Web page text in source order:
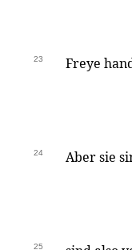
23 Freye
24 Aber sie
25